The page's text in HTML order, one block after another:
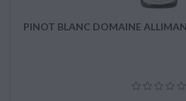
PINOT BLANC DOMAINE